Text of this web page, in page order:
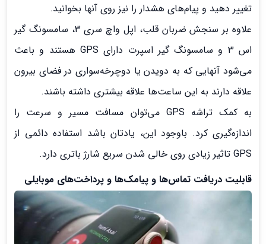
تغییر دهید و پیام‌های هشدار را نیز روی آنها بخوانید.
علاوه بر سنجش ضربان قلب، اپل واچ سری 3، سامسونگ گیر
اس 3 و سامسونگ گیر اسپرت دارای GPS هستند و باعث
می‌شود آنهایی که به دویدن یا دوچرخه‌سواری در فضای بیرون
علاقه دارند به این ساعت‌ها علاقه بیشتری داشته باشند.
به کمک تراشه GPS می‌توان مسافت مسیر و سرعت را
اندازه‌گیری کرد. باوجود این، یادتان باشد استفاده دائمی از
GPS تاثیر زیادی روی خالی شدن سریع شارژ باتری دارد.
قابلیت دریافت تماس‌ها و پیامک‌‌ها و پرداخت‌های موبایلی